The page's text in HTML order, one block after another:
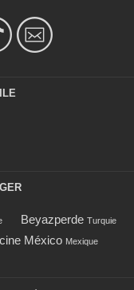
Beyazperde Turquie
México Mexique